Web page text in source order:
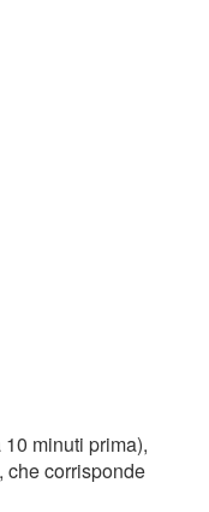
minuti prima),
che corrisponde